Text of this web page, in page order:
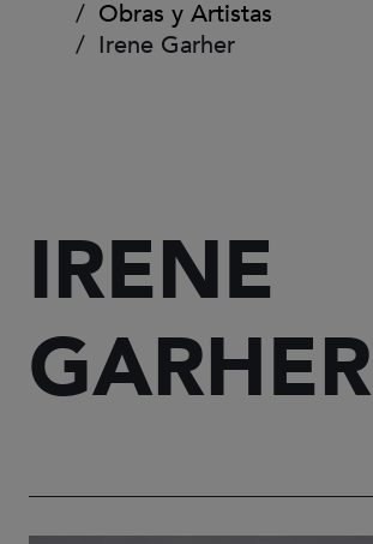
Obras y Artistas
Irene Garher
IRENE
GARHER